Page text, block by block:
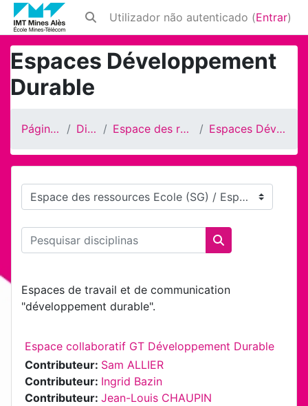
Ir para o conteúdo principal
Alternar a entrada da pesquisa
Utilizador não autenticado (Entrar)
Espaces Développement
Durable
Página principal Disciplinas Espace des ressources Ecole (SG) Espaces Développement Durable
Categorias de disciplinas
Pesquisar disciplinas
Pesquisar
Espaces de travail et de communication
"développement durable".
Espace collaboratif GT Développement Durable
Contributeur: Sam ALLIER
Contributeur: Ingrid Bazin
Contributeur: Jean-Louis CHAUPIN